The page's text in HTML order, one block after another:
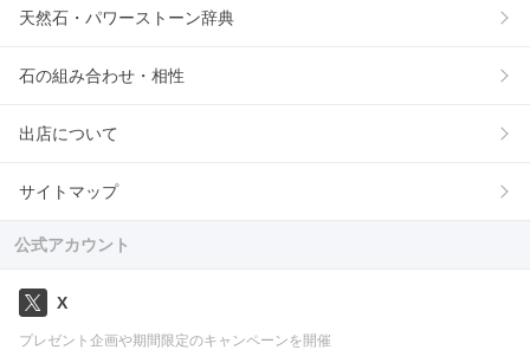
天然石・パワーストーン辞典
石の組み合わせ・相性
出店について
サイトマップ
公式アカウント
X
プレゼント企画や期間限定のキャンペーンを開催